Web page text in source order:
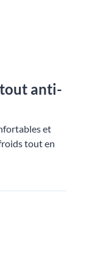
anti-
et
tout en